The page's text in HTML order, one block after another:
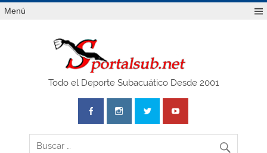
Saltar
alMenú
Todo el Deporte Subacuático Desde 2001